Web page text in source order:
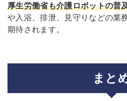
厚生労働省も介護ロボットの普
や入浴、排泄、見守りなどの業
期待されます。
まと